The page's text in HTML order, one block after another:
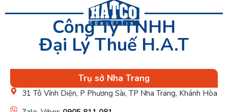
Công Ty TNHH
Đại Lý Thuế H.A.T
Trụ sở Nha Trang
31 Tô Vĩnh Diện, P Phương Sài, TP Nha Trang, Khánh Hòa